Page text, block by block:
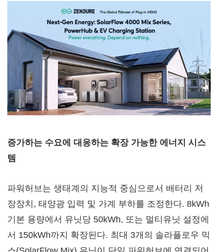
증가하는 수요에 대응하는 확장 가능한 에너지 시스
템
파워허브는 생태계의 지능적 중심으로서 배터리 저
장장치, 태양광 입력 및 가계 부하를 조정한다. 8kWh
기본 용량에서 유닛당 50kWh, 또는 멀티유닛 설정에
서 150kWh까지 확장된다. 최대 3개의 솔라플로우 믹